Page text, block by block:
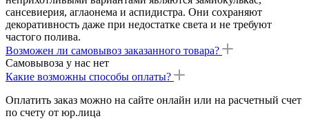
сансевиерия, аглаонема и аспидистра. Они сохраняют
декоративность даже при недостатке света и не требуют
частого полива.
Возможен ли самовывоз заказанного товара?
Самовывоза у нас нет
Какие возможны способы оплаты?
Оплатить заказ можно на сайте онлайн или на расчетный счет
по счету от юр.лица